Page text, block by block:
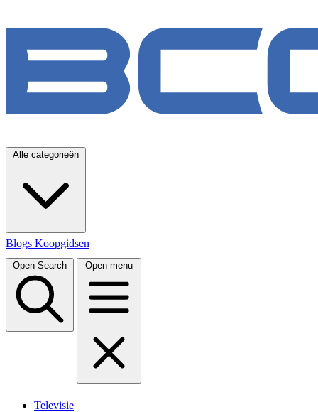
Alle categorieën
Blogs Koopgidsen
Open Search Open menu
Televisie